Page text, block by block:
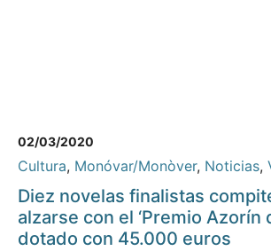
02/03/2020
Cultura, Monóvar/Monòver, Noticias,
Diez novelas finalistas
alzarse con el ‘Premio Azorín
dotado con 45.000 euros